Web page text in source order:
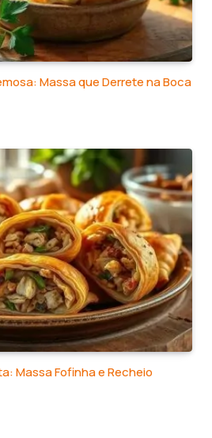
Massa que Derrete na Boca
Massa Fofinha e Recheio